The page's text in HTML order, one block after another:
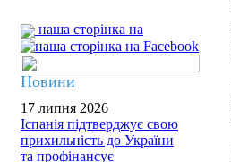
наша сторінка на
Новини
17 липня 2026
Іспанія підтверджує свою
прихильність до України
та профінансує